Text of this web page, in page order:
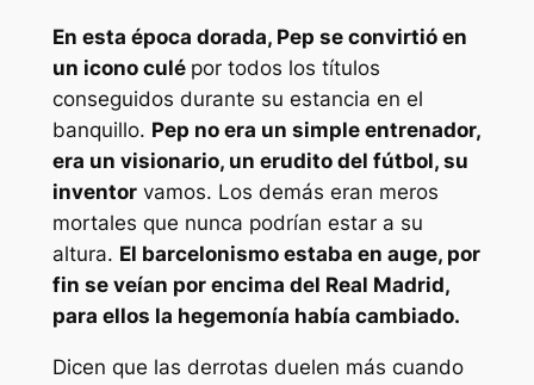
En esta época dorada, Pep se convirtió en
un icono culé por todos los títulos
conseguidos durante su estancia en el
banquillo. Pep no era un simple entrenador,
era un visionario, un erudito del fútbol, su
inventorvamos. Los demás eran meros
mortales que nunca podrían estar a su
altura. El barcelonismo estaba en auge, por
fin se veían por encima del Real Madrid,
para ellos la hegemonía había cambiado.
Dicen que las derrotas duelen más cuando